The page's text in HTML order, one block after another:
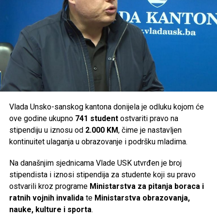
50.000 KM
Bosanski Petrovac –36.000 KM
46.000 KM
Sanski Most – 36.000 KM
Velika Kladuša – 36.000 KM
Ukupno je za podršku turističkim manifestacijama na
Share Post
Share
Tweet Share
Mail
Vlada Unsko-sanskog kantona donijela je odluku kojom će
ove godine ukupno 741 studentostvariti pravo na
stipendiju u iznosu od 2.000 KM, čime je nastavljen
kontinuitet ulaganja u obrazovanje i podršku mladima.
Na današnjim sjednicama Vlade USK utvrđen je broj
stipendista i iznosi stipendija za studente koji su pravo
ostvarili kroz programe Ministarstva za pitanja boraca i
ratnih vojnih invalidate Ministarstva obrazovanja,
nauke, kulture i sporta.